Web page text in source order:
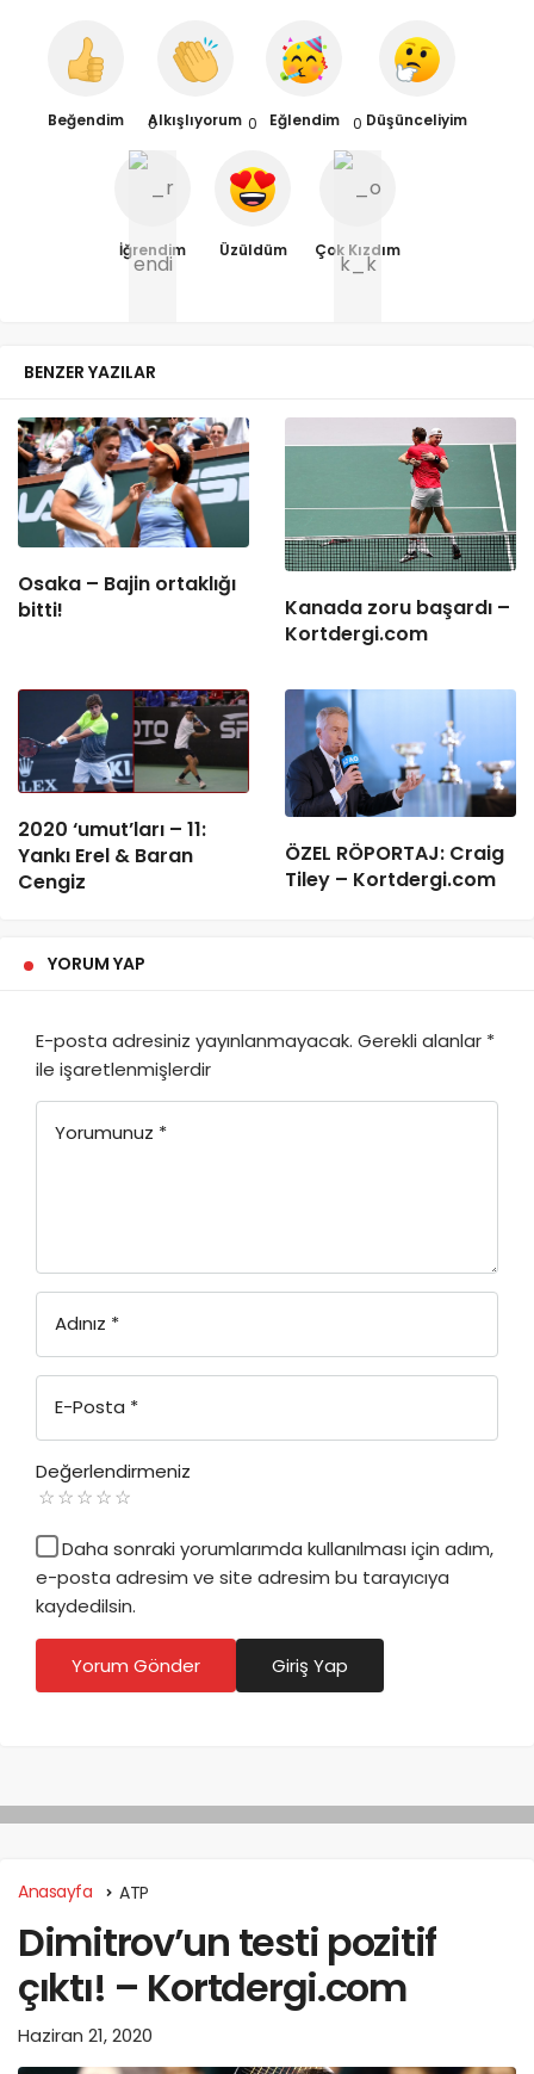
Beğendim Alkışlıyorum Eğlendim Düşünceliyim
0
İğrendim
0
Üzüldüm
0
Çok Kızdım
BENZER YAZILAR
Osaka – Bajin ortaklığı
bitti!
Kanada zoru başardı –
Kortdergi.com
2020 ‘umut’ları – 11:
Yankı Erel & Baran
Cengiz
ÖZEL RÖPORTAJ: Craig
Tiley – Kortdergi.com
YORUM YAP
E-posta adresiniz yayınlanmayacak. Gerekli alanlar *
ile işaretlenmişlerdir
Yorumunuz *
Adınız *
E-Posta *
Değerlendirmeniz
Daha sonraki yorumlarımda kullanılması için adım,
e-posta adresim ve site adresim bu tarayıcıya
kaydedilsin.
Yorum Gönder Giriş Yap
Anasayfa ATP
Dimitrov’un testi pozitif
çıktı! – Kortdergi.com
Haziran 21, 2020